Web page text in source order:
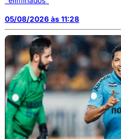
05/08/2026 às 11:28